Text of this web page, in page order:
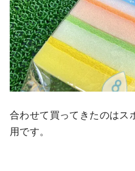
合わせて買ってきたのはス
用です。